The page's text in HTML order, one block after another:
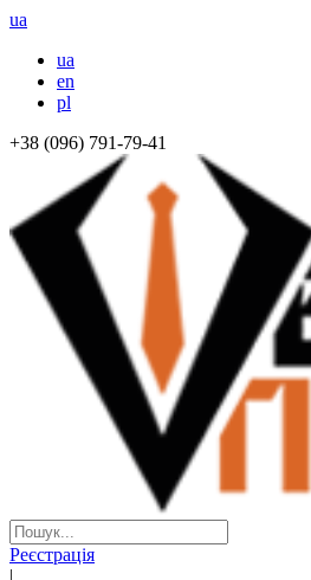
ua
ua
en
pl
+38 (096) 791-79-41
Реєстрація